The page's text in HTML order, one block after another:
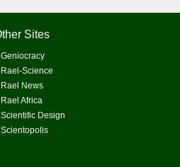
Sites
Geniocracy
Rael-Science
Rael News
Rael Africa
Scientific Design
Scientopolis